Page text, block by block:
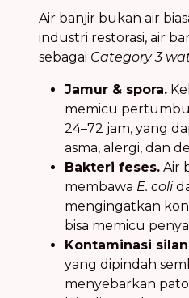
Air banjir bukan air
industri restorasi, air
sebagai Category 3
Jamur & spora.
memicu
24–72 jam, yang
asma, alergi, dan
Bakteri feses. Air
membawa E. coli
mengingatkan
bisa memicu
Kontaminasi
yang dipindah
menyebarkan